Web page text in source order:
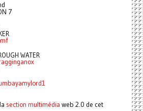
7
WATER
section multimédia web 2.0 de cet